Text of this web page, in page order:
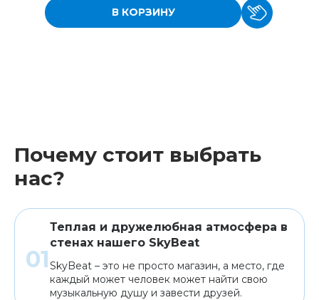
В КОРЗИНУ
Почему стоит выбрать
нас?
Теплая и дружелюбная атмосфера в
стенах нашего SkyBeat
SkyBeat – это не просто магазин, а место, где
каждый может человек может найти свою
музыкальную душу и завести друзей.